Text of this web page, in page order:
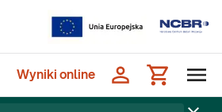
Wyniki online